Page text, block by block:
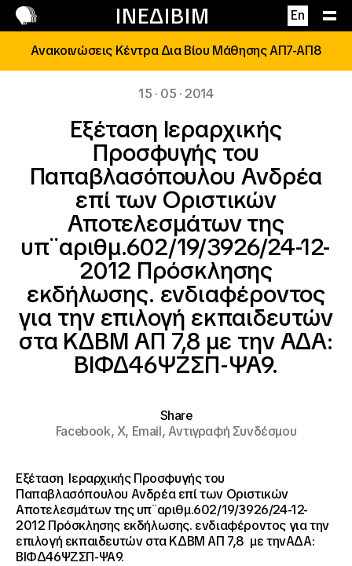
ΙΝΕΔΙΒΙΜ En
Επικοινωνία
Ανακοινώσεις Κέντρα Δια Βίου Μάθησης ΑΠ7-ΑΠ8
15 · 05 · 2014
Εξέταση Ιεραρχικής
Προσφυγής του
Παπαβλασόπουλου Ανδρέα
επί των Οριστικών
Αποτελεσμάτων της
υπ¨αριθμ.602/19/3926/24-12-
2012 Πρόσκλησης
εκδήλωσης. ενδιαφέροντος
για την επιλογή εκπαιδευτών
στα ΚΔΒΜ ΑΠ 7,8 με την ΑΔΑ:
ΒΙΦΔ46ΨΖΣΠ-ΨΑ9.
Share
Facebook,X, Email,Αντιγραφή Συνδέσμου
Εξέταση Ιεραρχικής Προσφυγής του
Παπαβλασόπουλου Ανδρέα επί των Οριστικών
Αποτελεσμάτων της υπ¨αριθμ.602/19/3926/24-12-
2012 Πρόσκλησης εκδήλωσης. ενδιαφέροντος για την
επιλογή εκπαιδευτών στα ΚΔΒΜ ΑΠ 7,8 με τηνΑΔΑ:
ΒΙΦΔ46ΨΖΣΠ-ΨΑ9.